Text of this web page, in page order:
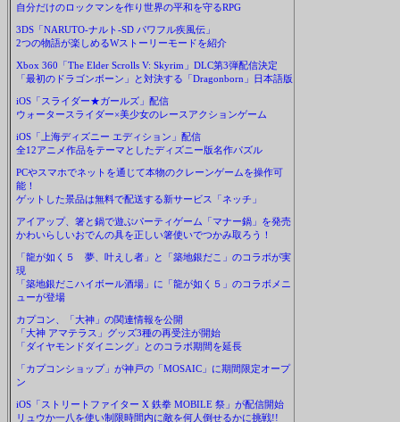
自分だけのロックマンを作り世界の平和を守るRPG
3DS「NARUTO-ナルト-SD パワフル疾風伝」
2つの物語が楽しめるWストーリーモードを紹介
Xbox 360「The Elder Scrolls V: Skyrim」DLC第3弾配信決定
「最初のドラゴンボーン」と対決する「Dragonborn」日本語版
iOS「スライダー★ガールズ」配信
ウォータースライダー×美少女のレースアクションゲーム
iOS「上海ディズニー エディション」配信
全12アニメ作品をテーマとしたディズニー版名作パズル
PCやスマホでネットを通じて本物のクレーンゲームを操作可
能！
ゲットした景品は無料で配送する新サービス「ネッチ」
アイアップ、箸と鍋で遊ぶパーティゲーム「マナー鍋」を発売
かわいらしいおでんの具を正しい箸使いでつかみ取ろう！
「龍が如く５ 夢、叶えし者」と「築地銀だこ」のコラボが実
現
「築地銀だこハイボール酒場」に「龍が如く５」のコラボメニ
ューが登場
カプコン、「大神」の関連情報を公開
「大神 アマテラス」グッズ3種の再受注が開始
「ダイヤモンドダイニング」とのコラボ期間を延長
「カプコンショップ」が神戸の「MOSAIC」に期間限定オープ
ン
iOS「ストリートファイター X 鉄拳 MOBILE 祭」が配信開始
リュウか一八を使い制限時間内に敵を何人倒せるかに挑戦!!